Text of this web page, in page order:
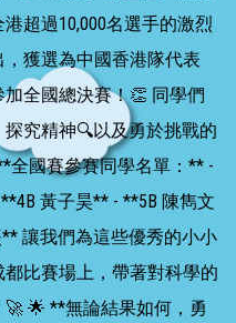
超過10,000名選手的激烈
獲選為中國香港隊代表
全國總決賽！👏 同學們
究精神🔍以及勇於挑戰的
全國賽參賽同學名單：** -
黃子昊** - **5B 陳雋文
讓我們為這些優秀的小小
比賽場上，帶著對科學的
🌟 **無論結果如何，勇